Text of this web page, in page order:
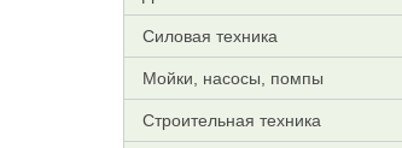
Силовая техника
Мойки, насосы, помпы
Строительная техника